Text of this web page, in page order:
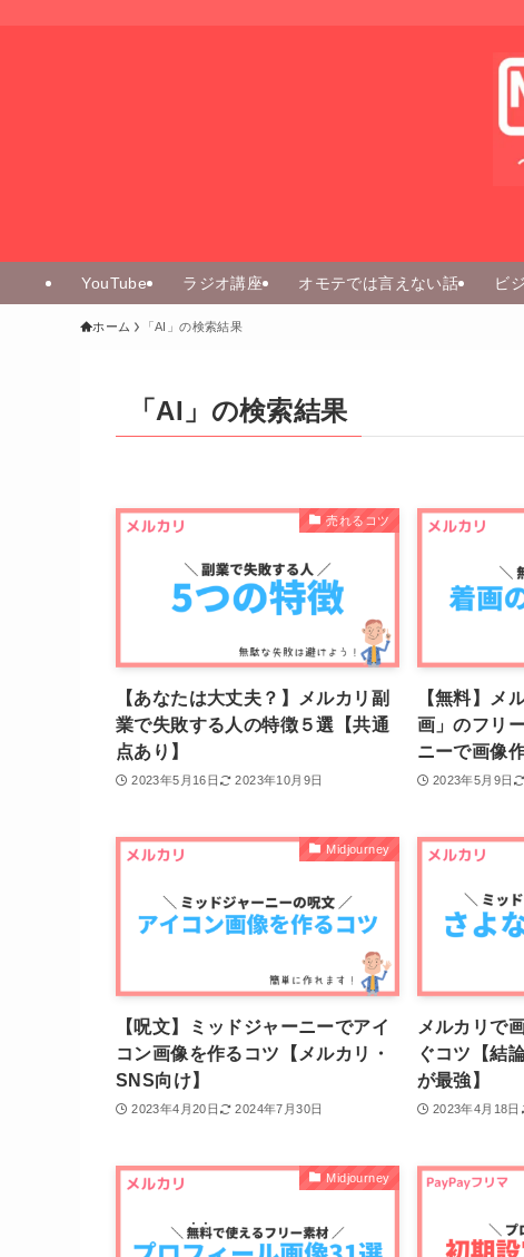
YouTube ラジオ講座 オモテでは言えない話 ビ
ホーム 「AI」の検索結果
「AI」の検索結果
売れるコツ
【あなたは大丈夫？】メルカリ副
業で失敗する人の特徴５選【共通
点あり】
2023年5月16日 2023年10月9日
【無料】メ
画」のフリ
ニーで画像作
2023年5月9日
Midjourney
【呪文】ミッドジャーニーでアイ
コン画像を作るコツ【メルカリ・
SNS向け】
2023年4月20日 2024年7月30日
メルカリで
ぐコツ【結
が最強】
2023年4月18日
Midjourney